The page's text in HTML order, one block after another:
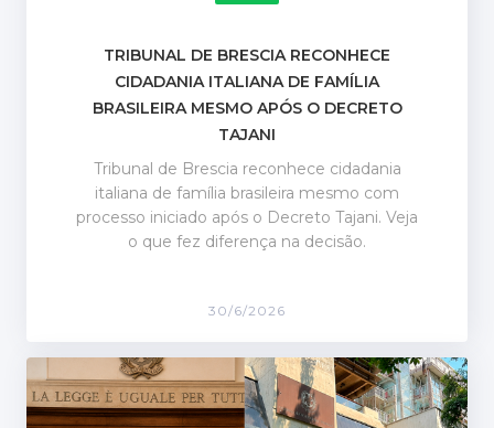
TRIBUNAL DE BRESCIA RECONHECE
CIDADANIA ITALIANA DE FAMÍLIA
BRASILEIRA MESMO APÓS O DECRETO
TAJANI
Tribunal de Brescia reconhece cidadania
italiana de família brasileira mesmo com
processo iniciado após o Decreto Tajani. Veja
o que fez diferença na decisão.
30/6/2026